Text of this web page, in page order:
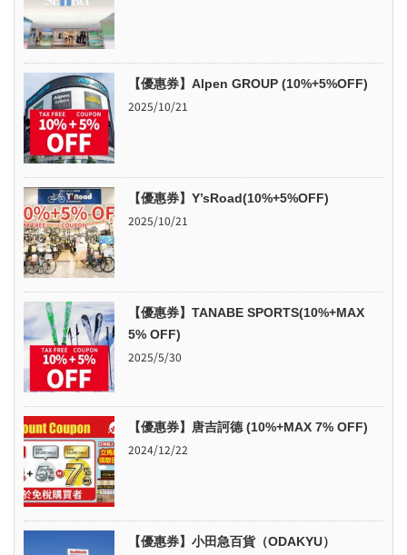
【優惠券】Alpen GROUP (10%+5%OFF)
2025/10/21
【優惠券】Y’sRoad(10%+5%OFF)
2025/10/21
【優惠券】TANABE SPORTS(10%+MAX
5% OFF)
2025/5/30
【優惠券】唐吉訶德 (10%+MAX 7% OFF)
2024/12/22
【優惠券】小田急百貨（ODAKYU）